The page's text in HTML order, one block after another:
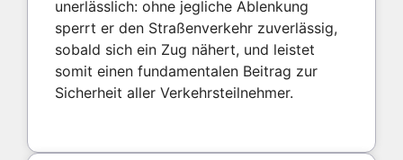
unerlässlich: ohne jegliche Ablenkung
sperrt er den Straßenverkehr zuverlässig,
sobald sich ein Zug nähert, und leistet
somit einen fundamentalen Beitrag zur
Sicherheit aller Verkehrsteilnehmer.